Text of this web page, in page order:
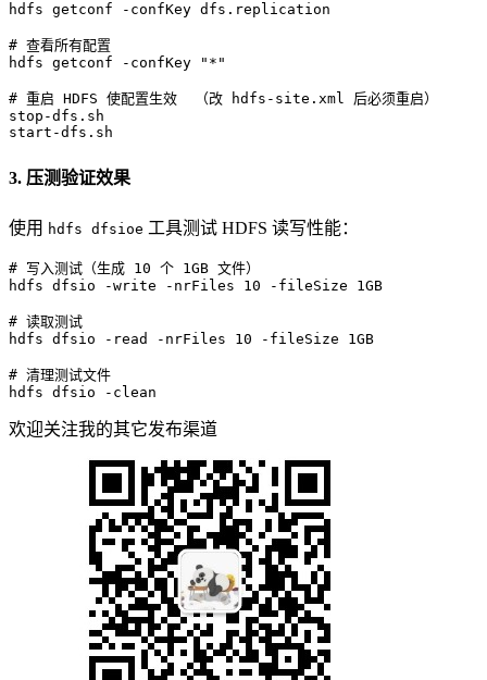
# 查看所有配置
# 重启 HDFS 使配置生效  （改 hdfs-site.xml 后必须重启）
stop-dfs.sh
start-dfs.sh
3. 压测验证效果
使用 hdfs dfsioe 工具测试 HDFS 读写性能：
# 写入测试（生成 10 个 1GB 文件）
# 读取测试
# 清理测试文件
hdfs dfsio -clean
欢迎关注我的其它发布渠道